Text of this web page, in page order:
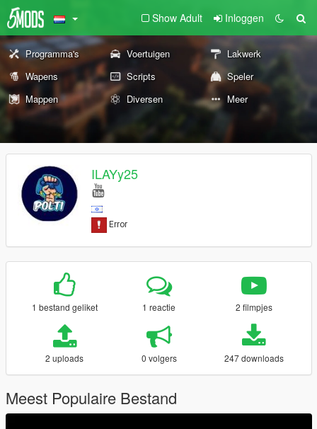
Show Adult Inloggen
Programma's Voertuigen
Lakwerk
Wapens
Scripts
Speler
Mappen
Diversen Meer
ILAYy25
1 bestand geliket 1 reactie 2 filmpjes
2 uploads 0 volgers 247 downloads
Meest Populaire Bestand